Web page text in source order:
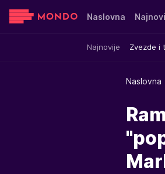
Naslovna
Najnovije Zvezde i
Sensa Stvar
Naslovna